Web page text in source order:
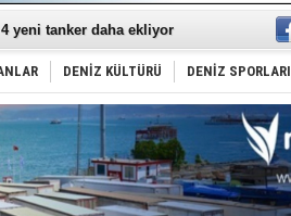
4 yeni tanker daha ekliyor
harcı için düzenleme istiyor
başlıyor
Başkanını seçti!
DENİZ KÜLTÜRÜ DENİZ SPORLARI